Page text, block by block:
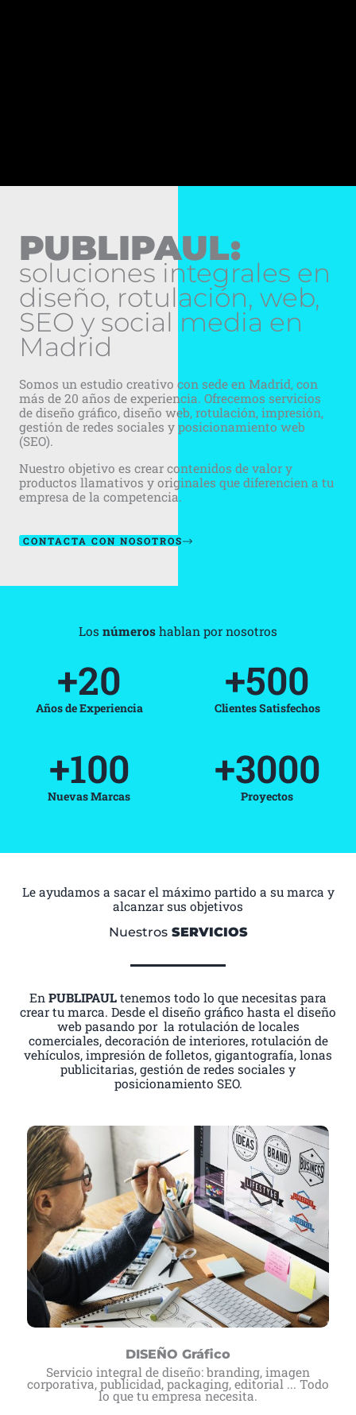
PUBLIPAUL:
soluciones integrales en
diseño, rotulación, web,
SEO y social media en
Madrid
Somos un estudio creativo con sede en Madrid, con
más de 20 años de experiencia. Ofrecemos servicios
de diseño gráfico, diseño web, rotulación, impresión,
gestión de redes sociales y posicionamiento web
(SEO).
Nuestro objetivo es crear contenidos de valor y
productos llamativos y originales que diferencien a tu
empresa de la competencia.
CONTACTA CON NOSOTROS
Los números hablan por nosotros
Años de Experiencia
+20
Clientes Satisfechos
+500
Nuevas Marcas
+100
Proyectos
+3000
Le ayudamos a sacar el máximo partido a su marca y
alcanzar sus objetivos
NuestrosSERVICIOS
En PUBLIPAUL tenemos todo lo que necesitas para
crear tu marca. Desde el diseño gráfico hasta el diseño
web pasando por la rotulación de locales
comerciales, decoración de interiores, rotulación de
vehículos, impresión de folletos, gigantografía, lonas
publicitarias, gestión de redes sociales y
posicionamiento SEO.
DISEÑO Gráfico
Servicio integral de diseño: branding, imagen
corporativa, publicidad, packaging, editorial ... Todo
lo que tu empresa necesita.